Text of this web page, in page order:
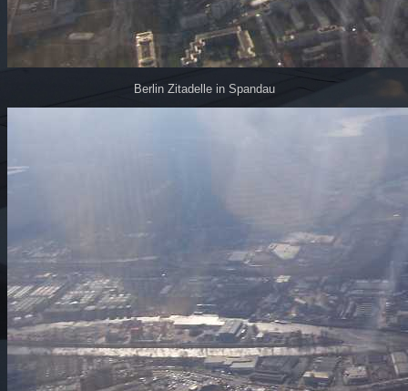
Berlin Zitadelle in Spandau